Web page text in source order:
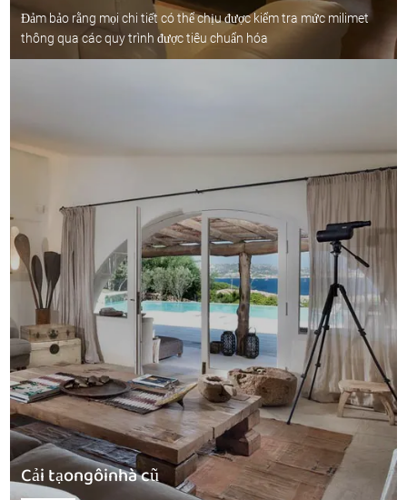
Đảm bảo rằng mọi chi tiết có thể chịu được kiểm tra mức milimet
thông qua các quy trình được tiêu chuẩn hóa
Cải tạongôinhà cũ